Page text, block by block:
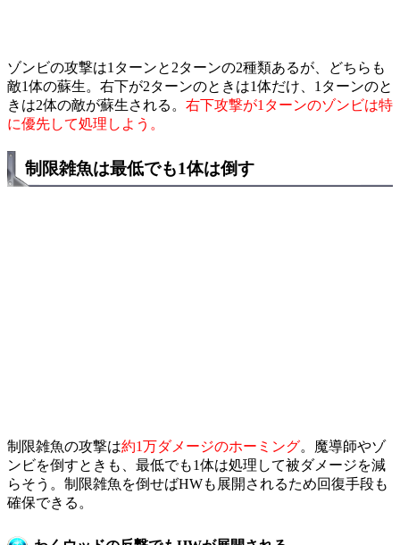
ゾンビの攻撃は1ターンと2ターンの2種類あるが、どちらも
敵1体の蘇生。右下が2ターンのときは1体だけ、1ターンのと
きは2体の敵が蘇生される。 右下攻撃が1ターンのゾンビは特
に優先して処理しよう。
制限雑魚は最低でも1体は倒す
制限雑魚の攻撃は約1万ダメージのホーミング。魔導師やゾ
ンビを倒すときも、最低でも1体は処理して被ダメージを減
らそう。制限雑魚を倒せばHWも展開されるため回復手段も
確保できる。